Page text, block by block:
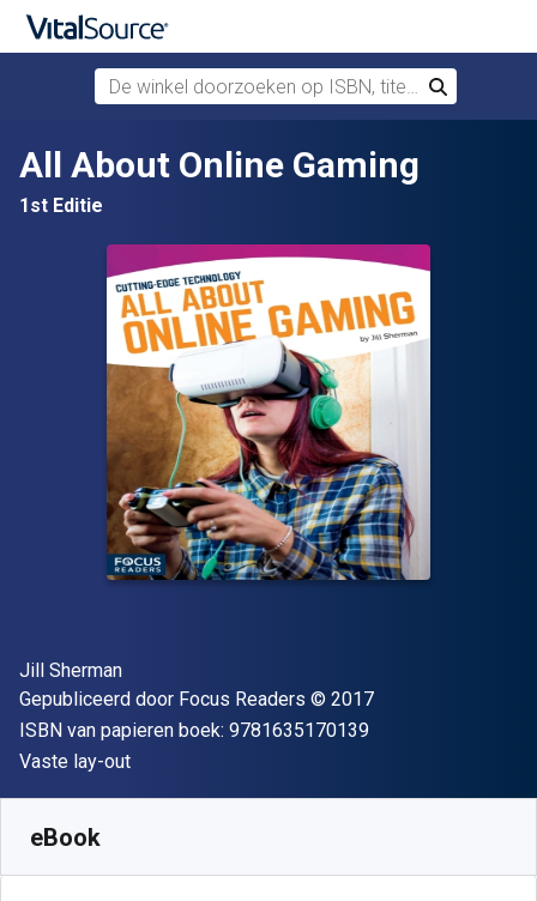
Verdergaan naar belangrijkste inhoud
De winkel doorzoeken op ISBN, titel of auteur
Zoek
All About Online Gaming
1st Editie
Auteur(s)
Jill Sherman
Uitgever
Gepubliceerd door Focus Readers Copyright
© 2017
ISBN van papieren boek: 9781635170139"ISBN-13
Indeling
Vaste lay-out
eBook